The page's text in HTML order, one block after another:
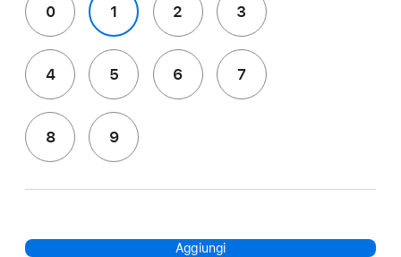
0 1 2 3
4 5 6 7
8 9
Aggiungi